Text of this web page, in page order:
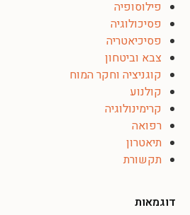
פילוסופיה
פסיכולוגיה
פסיכיאטריה
צבא וביטחון
קוגניציה וחקר המוח
קולנוע
קרימינולוגיה
רפואה
תיאטרון
תקשורת
דוגמאות